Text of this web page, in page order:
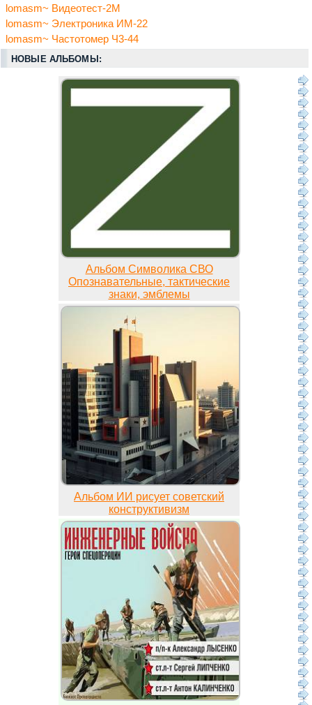
lomasm~ Видеотест-2М
lomasm~ Электроника ИМ-22
lomasm~ Частотомер Ч3-44
НОВЫЕ АЛЬБОМЫ:
Альбом Символика СВО
Опознавательные, тактические
знаки, эмблемы
Альбом ИИ рисует советский
конструктивизм